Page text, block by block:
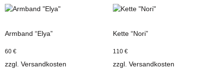
Armband “Elya”
60 €
zzgl. Versandkosten
Kette “Nori”
110 €
zzgl. Versandkosten